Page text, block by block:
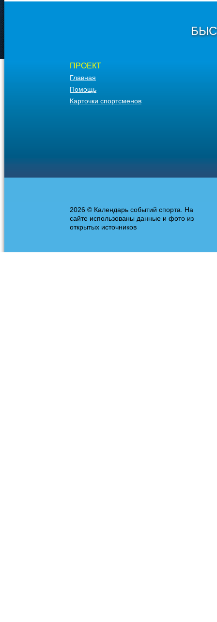
ПРОЕКТ
Главная
Помощь
Карточки спортсменов
2026 © Календарь событий спорта. На
сайте использованы данные и фото из
открытых источников